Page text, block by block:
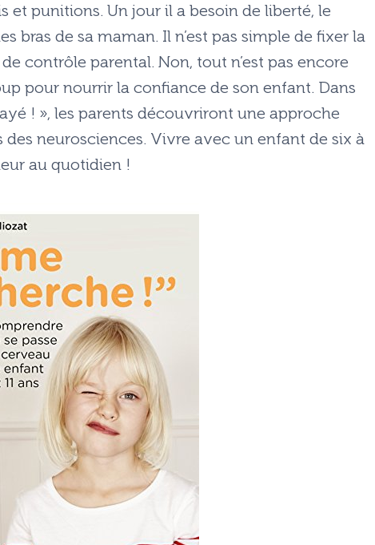
et punitions. Un jour il a besoin de liberté, le
bras de sa maman. Il n’est pas simple de fixer la
contrôle parental. Non, tout n’est pas encore
pour nourrir la confiance de son enfant. Dans
! », les parents découvriront une approche
neurosciences. Vivre avec un enfant de six à
au quotidien !